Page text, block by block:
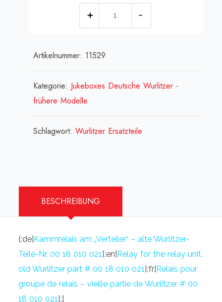
24V,
Over[:fr]Relais
fois[:]
Artikelnummer: 11529
Kategorie: Jukeboxes Deutsche Wurlitzer -
frühere Modelle
Schlagwort:Wurlitzer Ersatzteile
BESCHREIBUNG
[:de]Kammrelais am „Verteiler“ – alte Wurlitzer-
Teile-Nr. 00 18 010 021 [:en]Relay for the relay unit.
old Wurlitzer part # 00 18 010 021 [:fr]Relais pour
groupe de relais –vieille partie de Wurlitzer # 00
18 010 021 [:]